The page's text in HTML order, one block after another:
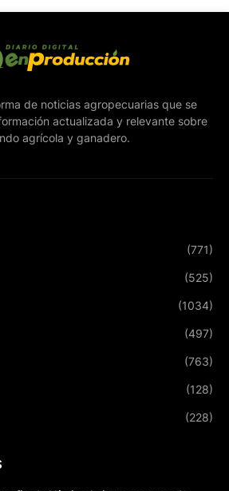
de noticias agropecuarias que se
actualizada y relevante sobre
agrícola y ganadero.
(771)
(525)
(1034)
(497)
(763)
(128)
(228)